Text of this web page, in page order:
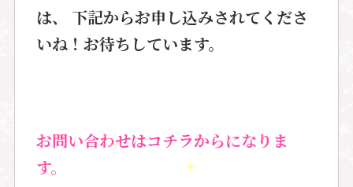
は、 下記からお申し込みされてくださ
いね！お待ちしています。
お問い合わせはコチラからになりま
す。